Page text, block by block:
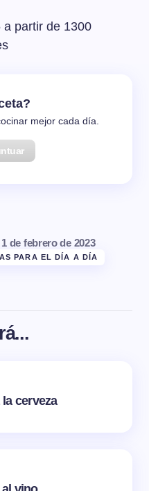
a partir de 1300
mejor cada día.
1 de febrero de 2023
PARA EL DÍA A DÍA
cerveza